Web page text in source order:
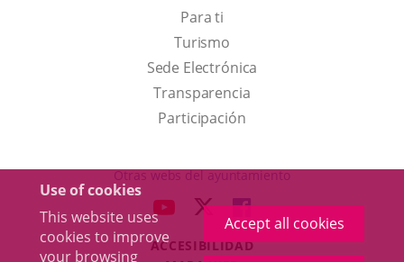
Use of cookies
This website uses
cookies to improve
your browsing
Accept all cookies
Para ti
TurismoThis
link
will
open
a
up
window.
Sede Electrónica
Transparencia
Participación
Otras webs del ayuntamiento
LINK
EXTERNAL
LINK
TO
EXTERNAL
LINK
TO
EXTERNAL
ACCESIBILIDAD